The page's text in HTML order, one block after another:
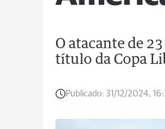
O atacante de
título da Copa
Publicado: 31/12/2024,